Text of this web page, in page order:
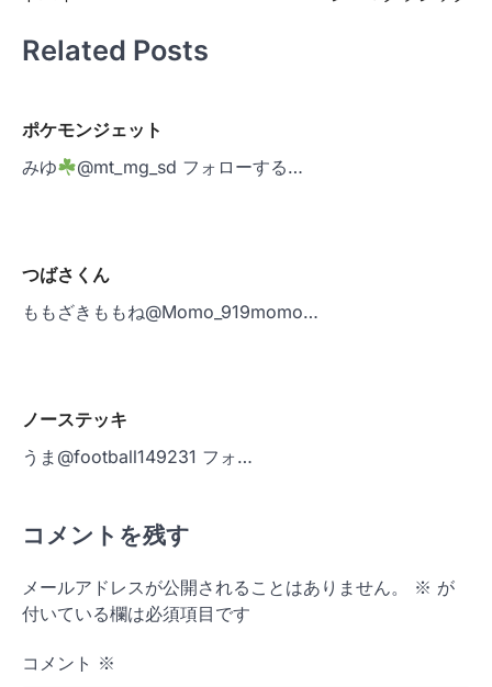
ナ
ー
シ
Related Posts
ポケモンジェット
みゆ
@mt_mg_sd フォローする…
つばさくん
ももざきももね@Momo_919momo…
ノーステッキ
うま@football149231 フォ…
コメントを残す
メールアドレスが公開されることはありません。 ※ が
付いている欄は必須項目です
コメント ※